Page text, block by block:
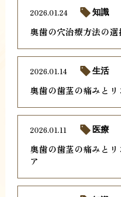
奥歯の穴治療方法の
2026.01.24 知識
奥歯の歯茎の痛みと
2026.01.14 生活
奥歯の歯茎の痛みと
ア
2026.01.11 医療